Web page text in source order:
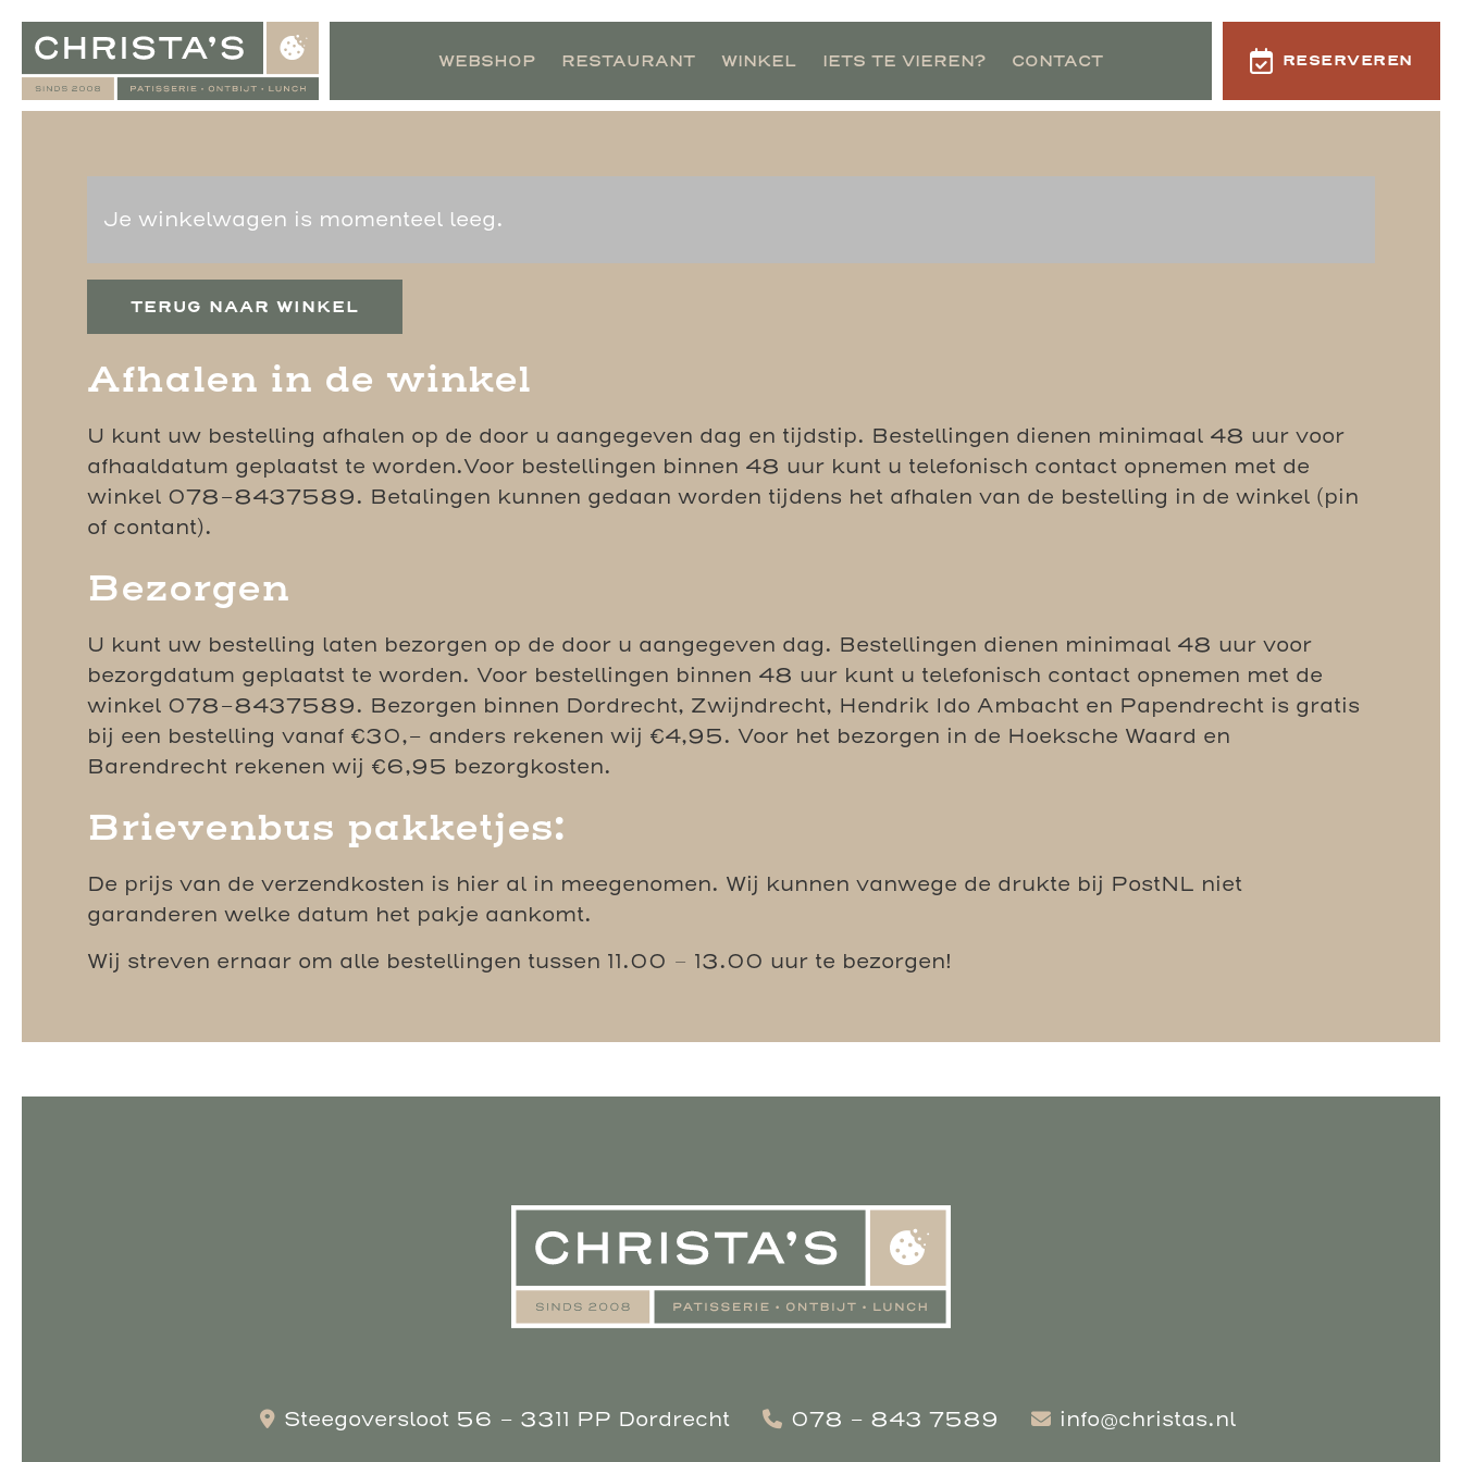
WEBSHOP RESTAURANT WINKEL IETS TE VIEREN? CONTACT RESERVEREN
Je winkelwagen is momenteel leeg.
TERUG NAAR WINKEL
Afhalen in de winkel
U kunt uw bestelling afhalen op de door u aangegeven dag en tijdstip. Bestellingen dienen minimaal 48 uur voor
afhaaldatum geplaatst te worden.Voor bestellingen binnen 48 uur kunt u telefonisch contact opnemen met de
winkel 078-8437589. Betalingen kunnen gedaan worden tijdens het afhalen van de bestelling in de winkel (pin
of contant).
Bezorgen
U kunt uw bestelling laten bezorgen op de door u aangegeven dag. Bestellingen dienen minimaal 48 uur voor
bezorgdatum geplaatst te worden. Voor bestellingen binnen 48 uur kunt u telefonisch contact opnemen met de
winkel 078-8437589. Bezorgen binnen Dordrecht, Zwijndrecht, Hendrik Ido Ambacht en Papendrecht is gratis
bij een bestelling vanaf €30,- anders rekenen wij €4,95. Voor het bezorgen in de Hoeksche Waard en
Barendrecht rekenen wij €6,95 bezorgkosten.
Brievenbus pakketjes:
De prijs van de verzendkosten is hier al in meegenomen. Wij kunnen vanwege de drukte bij PostNL niet
garanderen welke datum het pakje aankomt.
Wij streven ernaar om alle bestellingen tussen 11.00 – 13.00 uur te bezorgen!
Steegoversloot 56 - 3311 PP Dordrecht 078 - 843 7589 info@christas.nl